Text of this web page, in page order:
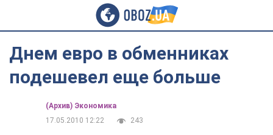
Днем евро в обменниках
подешевел еще больше
(Архив) Экономика
17.05.2010 12:22
243